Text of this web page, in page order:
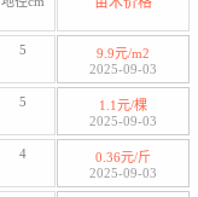
5
9.9元/m2
2025-09-03
5
1.1元/棵
2025-09-03
4
0.36元/斤
2025-09-03